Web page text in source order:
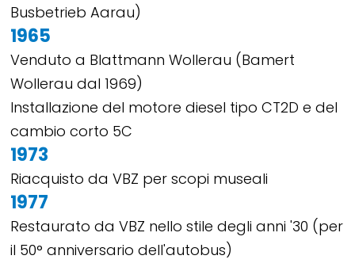
Busbetrieb Aarau)
1965
Venduto a Blattmann Wollerau (Bamert
Wollerau dal 1969)
Installazione del motore diesel tipo CT2D e del
cambio corto 5C
1973
Riacquisto da VBZ per scopi museali
1977
Restaurato da VBZ nello stile degli anni '30 (per
il 50° anniversario dell'autobus)